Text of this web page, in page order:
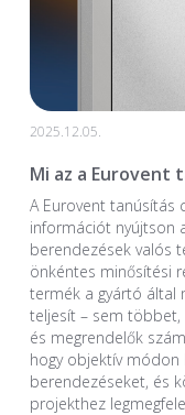
2025.12.05.
Mi az a Eurovent
A Eurovent tanúsítás
információt nyújtson
berendezések valós
önkéntes minősítési
termék a gyártó által
teljesít – sem többet,
és megrendelők
hogy objektív
berendezéseket, és
projekthez